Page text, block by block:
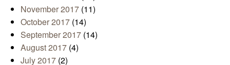
November 2017 (11)
October 2017 (14)
September 2017 (14)
August 2017 (4)
July 2017 (2)